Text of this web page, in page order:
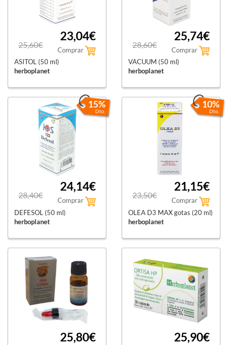
25,60€
23,04€
Comprar
ASITOL (50 ml)
herboplanet
28,60€
25,74€
Comprar
VACUUM (50 ml)
herboplanet
15%
Dto.
28,40€
24,14€
Comprar
DEFESOL (50 ml)
herboplanet
10%
Dto.
23,50€
21,15€
Comprar
OLEA D3 MAX gotas (20 ml)
herboplanet
25,80€ 25,90€